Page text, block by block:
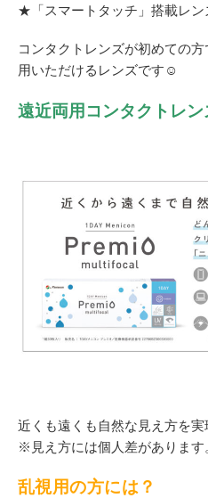
★「スマートタッチ」搭載レン
コンタクトレンズが初めての
用いただけるレンズです☺
遠近両用コンタクトレ
近くも遠くも自然な見え方を実
※見え方には個人差があります
乱視用の方には？